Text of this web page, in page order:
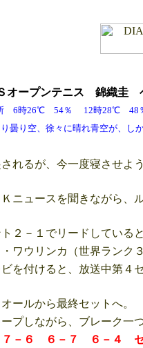
オープンテニス 錦織圭
所 6時26℃ 54％ 12時
々に晴れ青空が、しかし
れるが、今一度寝させよ
ニュースを聞きながら、
２－１でリードしていると
ワウリンカ（世界ランク３
を付けると、放送中第４
ルから最終セットへ。
プしながら、ブレーク一
－６ ６－７ ６－４ セッ